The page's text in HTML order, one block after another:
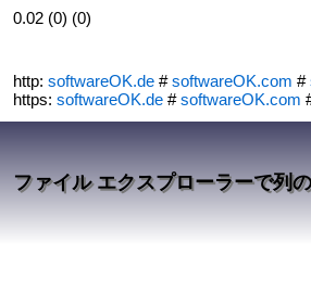
0.02 (0) (0)
http: softwareOK.de #softwareOK.com #
https: softwareOK.de #softwareOK.com
ファイル エクスプローラーで列